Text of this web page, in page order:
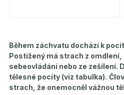
Během záchvatu dochází k
Postižený má strach z
sebeovládání nebo ze zešílení.
tělesné pocity (viz tabulka).
strach, že onemocněl vážnou